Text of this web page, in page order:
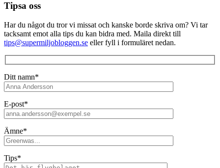
Tipsa oss
Har du något du tror vi missat och kanske borde skriva om? Vi tar
tacksamt emot alla tips du kan bidra med. Maila direkt till
tips@supermiljobloggen.se eller fyll i formuläret nedan.
Ditt namn*
E-post*
Ämne*
Tips*